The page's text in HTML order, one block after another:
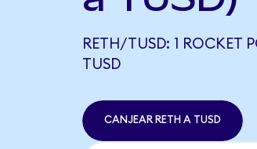
RETH/TUSD: 1 ROCKET
TUSD
CANJEAR RETH A TUSD